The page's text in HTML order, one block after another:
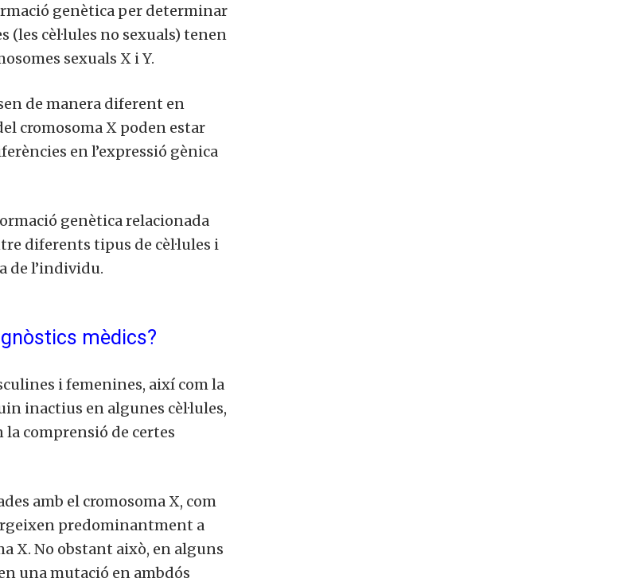
genètica per determinar
(les cèl·lules no sexuals) tenen
sexuals X i Y.
de manera diferent en
cromosoma X poden estar
en l’expressió gènica
genètica relacionada
diferents tipus de cèl·lules i
de l’individu.
mèdics?
i femenines, així com la
inactius en algunes cèl·lules,
comprensió de certes
amb el cromosoma X, com
predominantment a
X. No obstant això, en alguns
una mutació en ambdós